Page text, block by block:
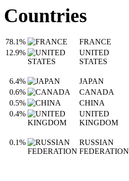
Countries
78.1%
FRANCE
12.9%
UNITED
STATES
6.4%
JAPAN
0.6%
CANADA
0.5%
CHINA
0.4%
UNITED
KINGDOM
0.1%
RUSSIAN
FEDERATION